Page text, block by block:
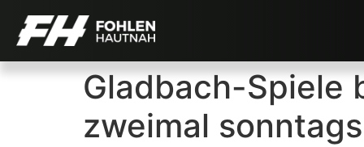
Gladbach-Spiele
zweimal sonntags